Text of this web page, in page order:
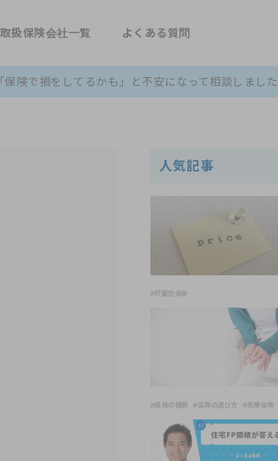
取扱保険会社一覧 よくある質問
険で損をしてるかも」と不安になって相談しました
人気記事
#貯蓄型保険
#保険の種類 #保険の選び方 #医療保険